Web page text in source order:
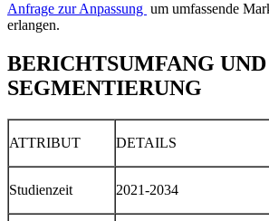
Anfrage zur Anpassung um umfassende
erlangen.
BERICHTSUMFANG UND
SEGMENTIERUNG
ATTRIBUT DETAILS
Studienzeit 2021-2034